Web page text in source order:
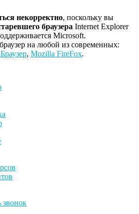
некорректно, поскольку вы
браузера Internet Explorer
Microsoft.
на любой из современных:
, Mozilla FireFox.
звонок